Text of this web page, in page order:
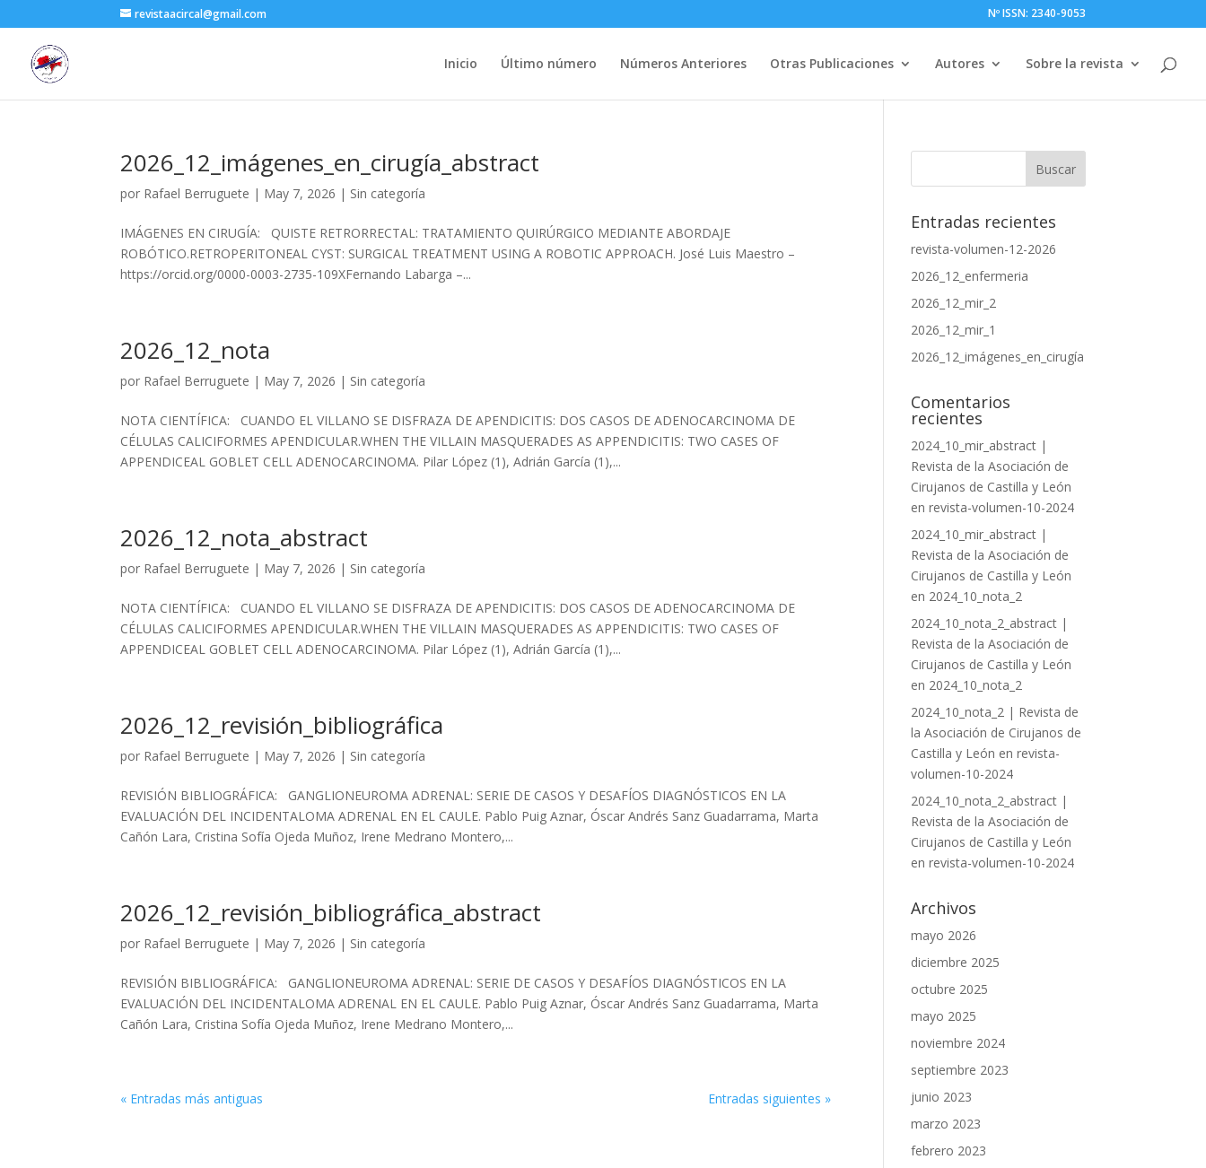
revistaacircal@gmail.com Nº ISSN: 2340-9053
Inicio Último número Números Anteriores Otras Publicaciones Autores Sobre la revista
2026_12_imágenes_en_cirugía_abstract
por Rafael Berruguete | May 7, 2026 | Sin categoría
IMÁGENES EN CIRUGÍA: QUISTE RETRORRECTAL: TRATAMIENTO QUIRÚRGICO MEDIANTE ABORDAJE
ROBÓTICO.RETROPERITONEAL CYST: SURGICAL TREATMENT USING A ROBOTIC APPROACH. José Luis Maestro –
https://orcid.org/0000-0003-2735-109XFernando Labarga –...
2026_12_nota
por Rafael Berruguete | May 7, 2026 | Sin categoría
NOTA CIENTÍFICA: CUANDO EL VILLANO SE DISFRAZA DE APENDICITIS: DOS CASOS DE ADENOCARCINOMA DE
CÉLULAS CALICIFORMES APENDICULAR.WHEN THE VILLAIN MASQUERADES AS APPENDICITIS: TWO CASES OF
APPENDICEAL GOBLET CELL ADENOCARCINOMA. Pilar López (1), Adrián García (1),...
2026_12_nota_abstract
por Rafael Berruguete | May 7, 2026 | Sin categoría
NOTA CIENTÍFICA: CUANDO EL VILLANO SE DISFRAZA DE APENDICITIS: DOS CASOS DE ADENOCARCINOMA DE
CÉLULAS CALICIFORMES APENDICULAR.WHEN THE VILLAIN MASQUERADES AS APPENDICITIS: TWO CASES OF
APPENDICEAL GOBLET CELL ADENOCARCINOMA. Pilar López (1), Adrián García (1),...
2026_12_revisión_bibliográfica
por Rafael Berruguete | May 7, 2026 | Sin categoría
REVISIÓN BIBLIOGRÁFICA: GANGLIONEUROMA ADRENAL: SERIE DE CASOS Y DESAFÍOS DIAGNÓSTICOS EN LA
EVALUACIÓN DEL INCIDENTALOMA ADRENAL EN EL CAULE. Pablo Puig Aznar, Óscar Andrés Sanz Guadarrama, Marta
Cañón Lara, Cristina Sofía Ojeda Muñoz, Irene Medrano Montero,...
2026_12_revisión_bibliográfica_abstract
por Rafael Berruguete | May 7, 2026 | Sin categoría
REVISIÓN BIBLIOGRÁFICA: GANGLIONEUROMA ADRENAL: SERIE DE CASOS Y DESAFÍOS DIAGNÓSTICOS EN LA
EVALUACIÓN DEL INCIDENTALOMA ADRENAL EN EL CAULE. Pablo Puig Aznar, Óscar Andrés Sanz Guadarrama, Marta
Cañón Lara, Cristina Sofía Ojeda Muñoz, Irene Medrano Montero,...
« Entradas más antiguas Entradas siguientes »
Entradas recientes
revista-volumen-12-2026
2026_12_enfermeria
2026_12_mir_2
2026_12_mir_1
2026_12_imágenes_en_cirugía
Comentarios
recientes
2024_10_mir_abstract |
Revista de la Asociación de
Cirujanos de Castilla y León
enrevista-volumen-10-2024
2024_10_mir_abstract |
Revista de la Asociación de
Cirujanos de Castilla y León
en 2024_10_nota_2
2024_10_nota_2_abstract |
Revista de la Asociación de
Cirujanos de Castilla y León
en 2024_10_nota_2
2024_10_nota_2 | Revista de
la Asociación de Cirujanos de
Castilla y León enrevista-
volumen-10-2024
2024_10_nota_2_abstract |
Revista de la Asociación de
Cirujanos de Castilla y León
enrevista-volumen-10-2024
Archivos
mayo 2026
diciembre 2025
octubre 2025
mayo 2025
noviembre 2024
septiembre 2023
junio 2023
marzo 2023
febrero 2023